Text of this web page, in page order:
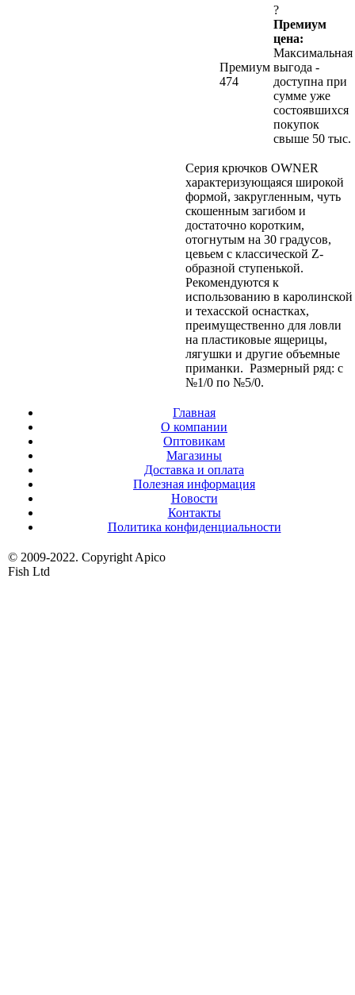
Премиум
474
?
Премиум
цена:
Максимальная
выгода -
доступна при
сумме уже
состоявшихся
покупок
свыше 50 тыс.
Cерия крючков OWNER
характеризующаяся широкой
формой, закругленным, чуть
скошенным загибом и
достаточно коротким,
отогнутым на 30 градусов,
цевьем с классической Z-
образной ступенькой.
Рекомендуются к
использованию в каролинской
и техасской оснастках,
преимущественно для ловли
на пластиковые ящерицы,
лягушки и другие объемные
приманки. Размерный ряд: c
№1/0 по №5/0.
Главная
О компании
Оптовикам
Магазины
Доставка и оплата
Полезная информация
Новости
Контакты
Политика конфиденциальности
© 2009-2022. Copyright Apico
Fish Ltd